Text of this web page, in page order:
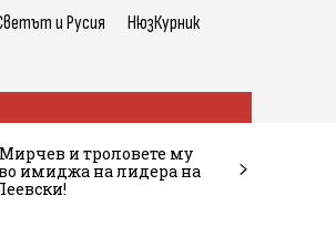
и Русия НюзКурник
и троловете му
имиджа на лидера на